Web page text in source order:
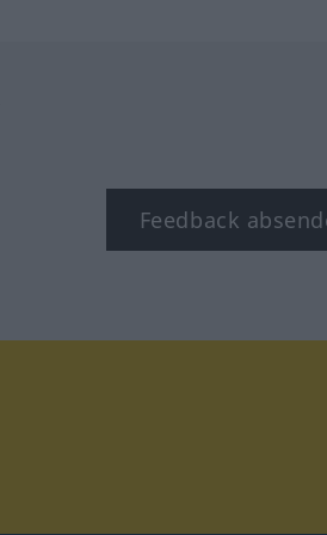
Feedback